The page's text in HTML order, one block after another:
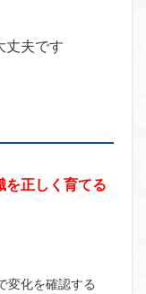
丈夫です
を正しく育てる
変化を確認する